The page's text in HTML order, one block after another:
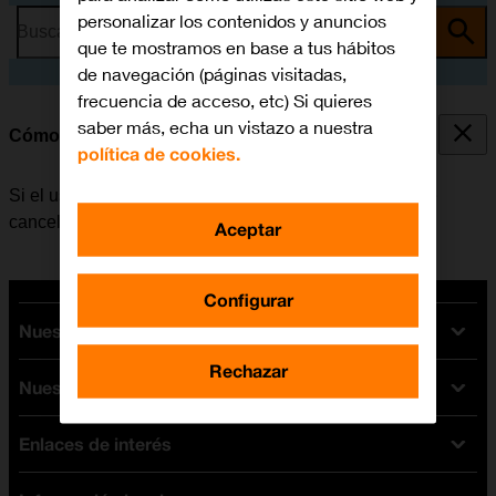
Busca por problema o tema
Cómo cancelar todos los desvíos
Si el usuario ya no desea desviar sus llamadas, puede
cancelar los desvíos.
Nuestras tarifas
Tarifas Orange
Tarifas fibra y móvil
Tarifas móviles
Tarifas internet y fibra
Nuestros dispositivos
Ofertas en móviles
iPhone
Enlaces de interés
personalizar los contenidos y anuncios
que te mostramos en base a tus hábitos
de navegación (páginas visitadas,
frecuencia de acceso, etc) Si quieres
saber más, echa un vistazo a nuestra
política de cookies.
Configurar
Rechazar
Aceptar